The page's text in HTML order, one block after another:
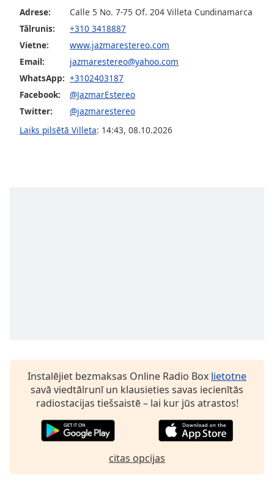
Opacity
Caption
Area
Background
Color
Opacity
Modal
Adrese:
Calle 5 No. 7-75 Of. 204 Villeta Cundinamarca
Tālrunis:
+310 3418887
Vietne:
www.jazmarestereo.com
Email:
jazmarestereo@yahoo.com
WhatsApp: +3102403187
Facebook:
@JazmarEstereo
Twitter:
@jazmarestereo
Laiks pilsētā Villeta: 14:43, 08.10.2026
Instalējiet bezmaksas Online Radio Box lietotne
savā viedtālrunī un klausieties savas iecienītās
radiostacijas tiešsaistē – lai kur jūs atrastos!
citas opcijas